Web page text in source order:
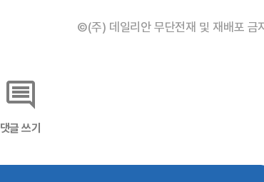
©(주) 데일리안 무단전재 및 재배포 금
댓글 쓰기